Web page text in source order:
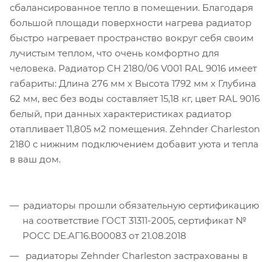
сбалансированное тепло в помещении. Благодаря
большой площади поверхности нагрева радиатор
быстро нагревает пространство вокруг себя своим
лучистым теплом, что очень комфортно для
человека. Радиатор CH 2180/06 V001 RAL 9016 имеет
габариты: Длина 276 мм х Высота 1792 мм х Глубина
62 мм, вес без воды составляет 15,18 кг, цвет RAL 9016
белый, при данных характеристиках радиатор
отапливает 11,805 м2 помещения. Zehnder Charleston
2180 с нижним подключением добавит уюта и тепла
в ваш дом.
радиаторы прошли обязательную сертификацию
на соответствие ГОСТ 31311-2005, сертификат №
POCC DE.АГ16.В00083 от 21.08.2018
радиаторы Zehnder Charleston застрахованы в